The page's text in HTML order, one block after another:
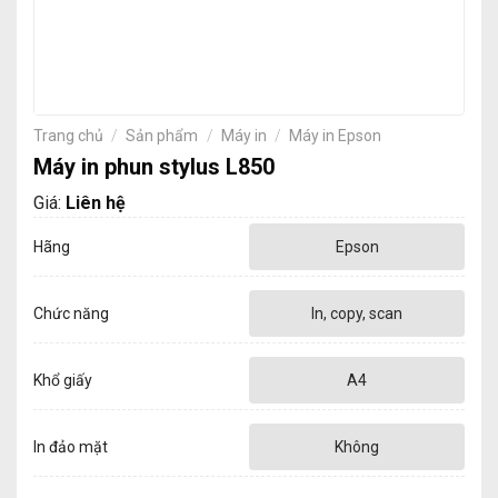
Trang chủ / Sản phẩm / Máy in / Máy in Epson
Máy in phun stylus L850
Giá: Liên hệ
Hãng Epson
Chức năng In, copy, scan
Khổ giấy A4
In đảo mặt Không